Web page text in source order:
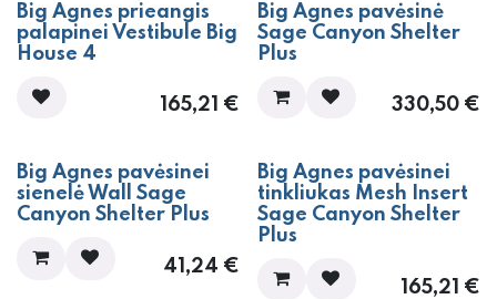
Big Agnes prieangis
palapinei Vestibule Big
House 4
165,21 €
Big Agnes pavėsinė
Sage Canyon Shelter
Plus
330,50€
Big Agnes pavėsinei
sienelė Wall Sage
Canyon Shelter Plus
41,24 €
Big Agnes pavėsinei
tinkliukas Mesh Insert
Sage Canyon Shelter
Plus
165,21 €